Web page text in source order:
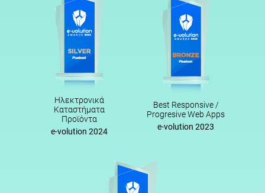
Ηλεκτρονικά
Καταστήματα
Προϊόντα
e-volution 2024
Best Responsive /
Progresive Web Apps
e-volution 2023